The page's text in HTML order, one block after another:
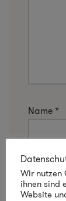
Name *
E-Mail-
Wir nutzen
ihnen sind
Website